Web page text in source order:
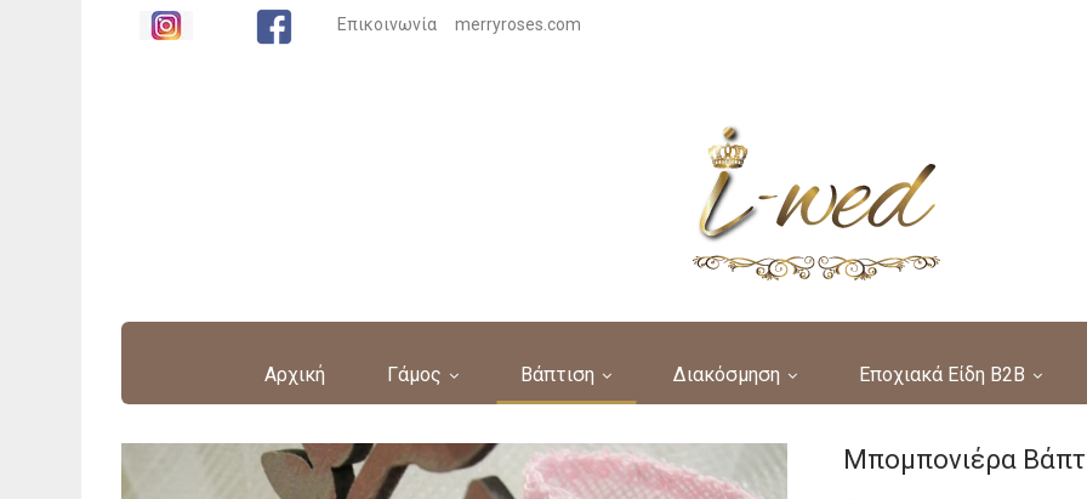
Επικοινωνία merryroses.com
Αρχική Γάμος Βάπτιση Διακόσμηση Εποχιακά Είδη B2B
Μπομπονιέρα